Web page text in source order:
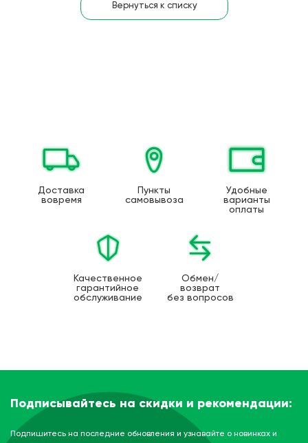
Вернуться к списку
Доставка
вовремя
Пункты
самовывоза
Удобные
варианты
оплаты
Качественное
гарантийное
обслуживание
Обмен/
возврат
без вопросов
Подписывайтесь на скидки и рекомендации:
Подпишитесь на последние обновления и узнавайте о новинках и